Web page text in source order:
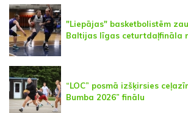
"Liepājas" basketbolistēm
Baltijas līgas ceturtdaļfināla
“LOC” posmā izšķirsies
Bumba 2026” finālu